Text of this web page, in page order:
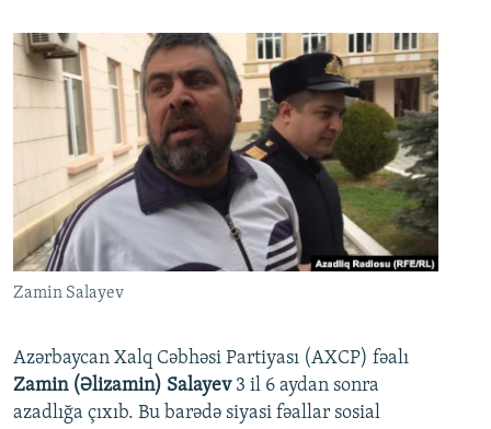
Zamin Salayev
Azərbaycan Xalq Cəbhəsi Partiyası (AXCP) fəalı
Zamin (Əlizamin) Salayev 3 il 6 aydan sonra
azadlığa çıxıb. Bu barədə siyasi fəallar sosial